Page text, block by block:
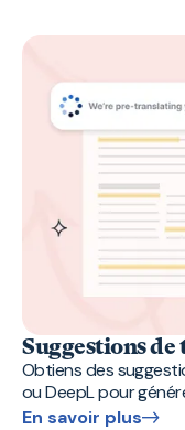
Suggestions
Obtiens des
ou DeepL pour
En savoir plus